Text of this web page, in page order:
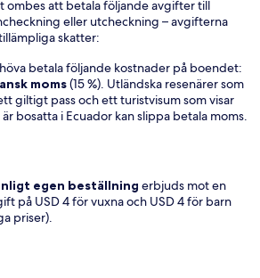
ombes att betala följande avgifter till
eller utcheckning – avgifterna
skatter:
betala följande kostnader på boendet:
moms(15 %). Utländska resenärer som
giltigt pass och ett turistvisum som visar
bosatta i Ecuador kan slippa betala moms.
egen beställning erbjuds mot en
på USD 4 för vuxna och USD 4 för barn
priser).